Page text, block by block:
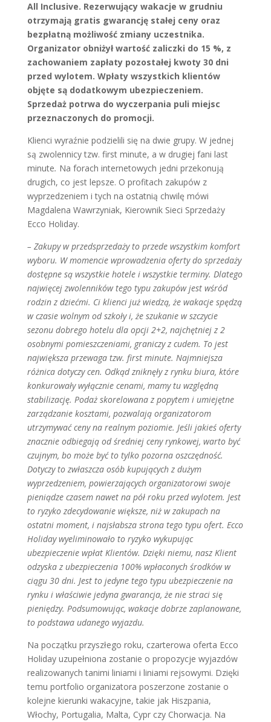
All Inclusive. Rezerwujący wakacje w grudniu
otrzymają gratis gwarancję stałej ceny oraz
bezpłatną możliwość zmiany uczestnika.
Organizator obniżył wartość zaliczki do 15 %, z
zachowaniem zapłaty pozostałej kwoty 30 dni
przed wylotem. Wpłaty wszystkich klientów
objęte są dodatkowym ubezpieczeniem.
Sprzedaż potrwa do wyczerpania puli miejsc
przeznaczonych do promocji.
Klienci wyraźnie podzielili się na dwie grupy. W jednej
są zwolennicy tzw. first minute, a w drugiej fani last
minute. Na forach internetowych jedni przekonują
drugich, co jest lepsze. O profitach zakupów z
wyprzedzeniem i tych na ostatnią chwilę mówi
Magdalena Wawrzyniak, Kierownik Sieci Sprzedaży
Ecco Holiday.
– Zakupy w przedsprzedaży to przede wszystkim komfort
wyboru. W momencie wprowadzenia oferty do sprzedaży
dostępne są wszystkie hotele i wszystkie terminy. Dlatego
najwięcej zwolenników tego typu zakupów jest wśród
rodzin z dziećmi. Ci klienci już wiedzą, że wakacje spędzą
w czasie wolnym od szkoły i, że szukanie w szczycie
sezonu dobrego hotelu dla opcji 2+2, najchętniej z 2
osobnymi pomieszczeniami, graniczy z cudem. To jest
największa przewaga tzw. first minute. Najmniejsza
różnica dotyczy cen. Odkąd zniknęły z rynku biura, które
konkurowały wyłącznie cenami, mamy tu względną
stabilizację. Podaż skorelowana z popytem i umiejętne
zarządzanie kosztami, pozwalają organizatorom
utrzymywać ceny na realnym poziomie. Jeśli jakieś oferty
znacznie odbiegają od średniej ceny rynkowej, warto być
czujnym, bo może być to tylko pozorna oszczędność.
Dotyczy to zwłaszcza osób kupujących z dużym
wyprzedzeniem, powierzających organizatorowi swoje
pieniądze czasem nawet na pół roku przed wylotem. Jest
to ryzyko zdecydowanie większe, niż w zakupach na
ostatni moment, i najsłabsza strona tego typu ofert. Ecco
Holiday wyeliminowało to ryzyko wykupując
ubezpieczenie wpłat Klientów. Dzięki niemu, nasz Klient
odzyska z ubezpieczenia 100% wpłaconych środków w
ciągu 30 dni. Jest to jedyne tego typu ubezpieczenie na
rynku i właściwie jedyna gwarancja, że nie straci się
pieniędzy. Podsumowując, wakacje dobrze zaplanowane,
to podstawa udanego wyjazdu.
Na początku przyszłego roku, czarterowa oferta Ecco
Holiday uzupełniona zostanie o propozycje wyjazdów
realizowanych tanimi liniami i liniami rejsowymi. Dzięki
temu portfolio organizatora poszerzone zostanie o
kolejne kierunki wakacyjne, takie jak Hiszpania,
Włochy, Portugalia, Malta, Cypr czy Chorwacja. Na